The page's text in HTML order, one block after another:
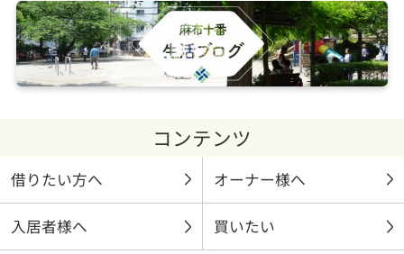
コンテンツ
借りたい方へ オーナー様へ
入居者様へ 買いたい